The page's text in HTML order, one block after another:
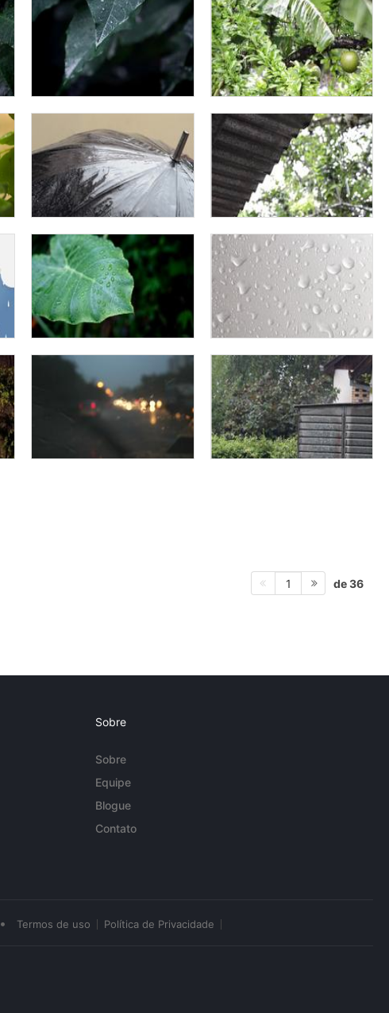
1 de 36
Sobre
Sobre
Equipe
Blogue
Contato
• Termos de uso Política de Privacidade